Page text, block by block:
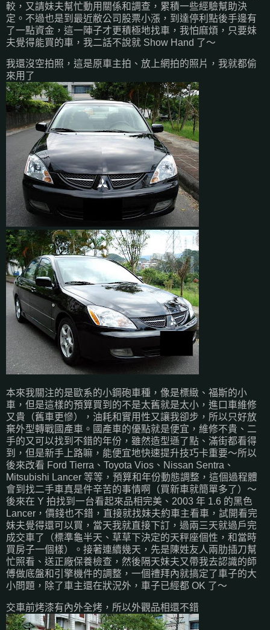
較，又請妹夫幫忙動用關係和調查，累積一些經驗幫助決
定。不過也是到最近敝公司股票小漲，到達停利點後手邊有
了一點資金，這一陣子才更積極地找車，我怕麻煩，只要妹
夫覺得能買的車，我二話不說就 Show Hand 了～
我還沒空拍照，這是原車主拍、放上網拍的照片，我就都偷
來用了
本來我關注的是歐系的小鋼砲車種，像是標緻、福斯的小
車，但是這樣的預算買到的不是太舊就是太小，進口車維修
又貴（舊車更慘），油耗和實用性又讓我卻步，所以只好放
棄外型轉戰國產車。國產車的優點就是便宜，維修不貴、二
手的又可以找到不錯的年份，雖然造型遜了點、滿街都看得
到，但是新手上路嘛，能便宜地快速提升技巧卡重要～所以
後來改看 Ford Tierra、Toyota Vios、Nissan Sentra、
Mitsubishi Lancer 等等，預算和年份動態調整，這個過程體
會到找二手車真是件辛苦的事情啊（買新車就簡單多了）～
後來在 Y 拍找到一台看起來品相完美、2003 年 1.6 的黑色
Lancer，價錢也不錯，直接就找妹夫約車主看車，試開看完
妹夫覺得還可以買，當天我就直接下訂，過兩三天就過戶完
成交車了（標準龜半天、草草下決定的天秤座個性，和當時
買房子一個樣）。接著連續幾天，先是陳姓友人兩肋插刀幫
忙照看、送正廠保養檢查，然後隔天妹夫又帶我去認識的師
傅做底盤和引擎機件的調整，一個禮拜內就搞定了車子的大
小問題，除了車主還在狀況外，車子已經都 OK 了～
交車前烤漆有內外全烤，所以外觀品相還不錯